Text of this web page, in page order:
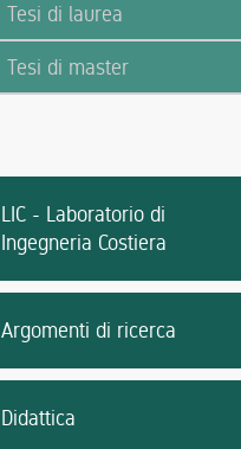
Tesi di laurea
Tesi di master
LIC - Laboratorio di
Ingegneria Costiera
Argomenti di ricerca
Didattica